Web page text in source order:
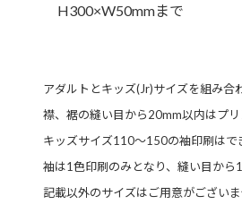
H300×W50mmまで
アダルトとキッズ(Jr)サイズを組み合
襟、裾の縫い目から20mm以内はプリ
キッズサイズ110～150の袖印刷はで
袖は1色印刷のみとなり、縫い目か
記載以外のサイズはご用意がございま